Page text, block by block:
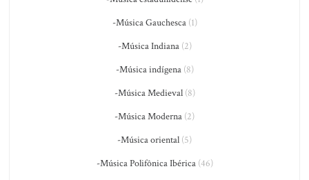
-Música Gauchesca(1)
-Música Indiana(2)
-Música indígena(8)
-Música Medieval(8)
-Música Moderna (2)
-Música oriental (5)
-Música Polifônica Ibérica(46)